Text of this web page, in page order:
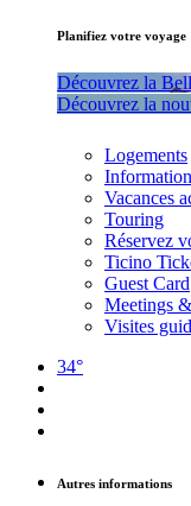
Planifiez votre voyage
Découvrez la
Découvrez la
Logements
Vacances
Touring
Réservez
Ticino
Guest Card
Meetings
Visites
34°
Autres informations